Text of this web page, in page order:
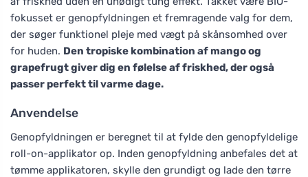
fokusset er genopfyldningen et fremragende valg for dem,
der søger funktionel pleje med vægt på skånsomhed over
for huden. Den tropiske kombination af mango og
grapefrugt giver dig en følelse af friskhed, der også
passer perfekt til varme dage.
Anvendelse
Genopfyldningen er beregnet til at fylde den genopfyldelige
roll-on-applikator op. Inden genopfyldning anbefales det at
tømme applikatoren, skylle den grundigt og lade den tørre